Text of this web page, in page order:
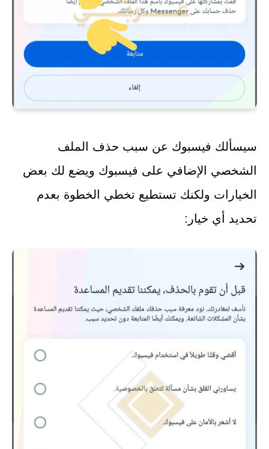
سيسألك فيسبوك عن سبب حذف الملف
الشخصي الإضافي على فيسبوك ويضع لك بعض
الخيارات ولكنك تستطيع تخطي الخطوة بعدم
تحديد أي خيار: